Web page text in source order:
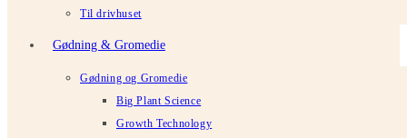
Til drivhuset
Gødning & Gromedie
Gødning og Gromedie
Big Plant Science
Growth Technology